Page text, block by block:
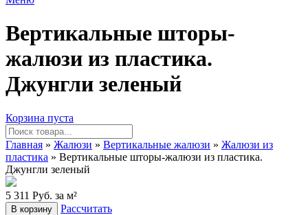
Вертикальные шторы-
жалюзи из пластика.
Джунгли зеленый
Корзина пуста
Главная » Жалюзи » Вертикальные жалюзи » Жалюзи из
пластика » Вертикальные шторы-жалюзи из пластика.
Джунгли зеленый
5 311 Руб. за м²
В корзину Рассчитать